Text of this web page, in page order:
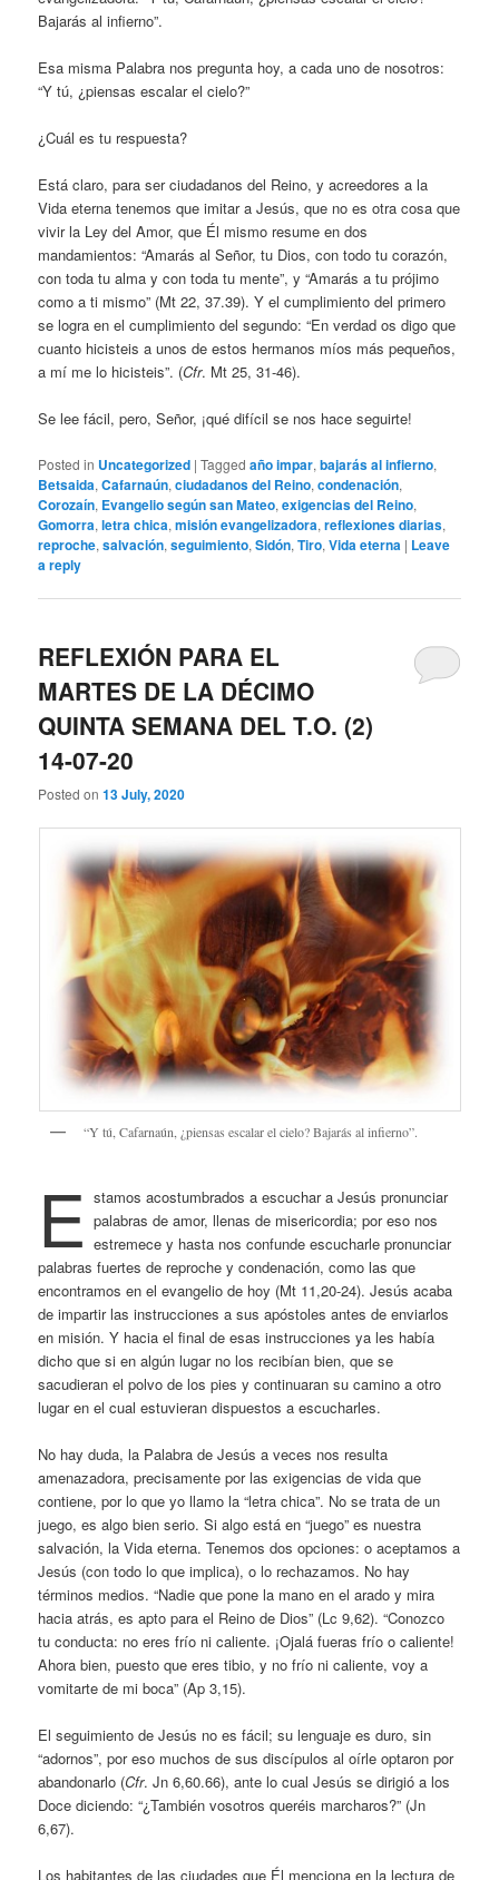
Bajarás al infierno”.
Esa misma Palabra nos pregunta hoy, a cada uno de nosotros:
“Y tú, ¿piensas escalar el cielo?”
¿Cuál es tu respuesta?
Está claro, para ser ciudadanos del Reino, y acreedores a la
Vida eterna tenemos que imitar a Jesús, que no es otra cosa que
vivir la Ley del Amor, que Él mismo resume en dos
mandamientos: “Amarás al Señor, tu Dios, con todo tu corazón,
con toda tu alma y con toda tu mente”, y “Amarás a tu prójimo
como a ti mismo” (Mt 22, 37.39). Y el cumplimiento del primero
se logra en el cumplimiento del segundo: “En verdad os digo que
cuanto hicisteis a unos de estos hermanos míos más pequeños,
a mí me lo hicisteis”. (Cfr. Mt 25, 31-46).
Se lee fácil, pero, Señor, ¡qué difícil se nos hace seguirte!
Posted in Uncategorized |Tagged año impar,bajarás al infierno,
Betsaida,Cafarnaún,ciudadanos del Reino,condenación,
Corozaín, Evangelio según san Mateo,exigencias del Reino,
Gomorra,letra chica,misión evangelizadora,reflexiones diarias,
reproche,salvación,seguimiento,Sidón,Tiro,Vida eterna | Leave
a reply
REFLEXIÓN PARA EL
MARTES DE LA DÉCIMO
QUINTA SEMANA DEL T.O. (2)
14-07-20
Posted on13 July, 2020
“Y tú, Cafarnaún, ¿piensas escalar el cielo? Bajarás al infierno”.
E stamos acostumbrados a escuchar a Jesús pronunciar
palabras de amor, llenas de misericordia; por eso nos
estremece y hasta nos confunde escucharle pronunciar
palabras fuertes de reproche y condenación, como las que
encontramos en el evangelio de hoy (Mt 11,20-24). Jesús acaba
de impartir las instrucciones a sus apóstoles antes de enviarlos
en misión. Y hacia el final de esas instrucciones ya les había
dicho que si en algún lugar no los recibían bien, que se
sacudieran el polvo de los pies y continuaran su camino a otro
lugar en el cual estuvieran dispuestos a escucharles.
No hay duda, la Palabra de Jesús a veces nos resulta
amenazadora, precisamente por las exigencias de vida que
contiene, por lo que yo llamo la “letra chica”. No se trata de un
juego, es algo bien serio. Si algo está en “juego” es nuestra
salvación, la Vida eterna. Tenemos dos opciones: o aceptamos a
Jesús (con todo lo que implica), o lo rechazamos. No hay
términos medios. “Nadie que pone la mano en el arado y mira
hacia atrás, es apto para el Reino de Dios” (Lc 9,62). “Conozco
tu conducta: no eres frío ni caliente. ¡Ojalá fueras frío o caliente!
Ahora bien, puesto que eres tibio, y no frío ni caliente, voy a
vomitarte de mi boca” (Ap 3,15).
El seguimiento de Jesús no es fácil; su lenguaje es duro, sin
“adornos”, por eso muchos de sus discípulos al oírle optaron por
abandonarlo (Cfr. Jn 6,60.66), ante lo cual Jesús se dirigió a los
Doce diciendo: “¿También vosotros queréis marcharos?” (Jn
6,67).
Los habitantes de las ciudades que Él menciona en la lectura de